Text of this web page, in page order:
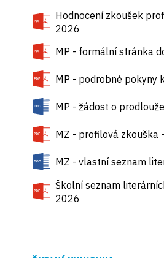
Hodnocení zkoušek
2026
MP - formální stránka
MP - podrobné pokyny
MP - žádost o
MZ - profilová zkouška
MZ - vlastní seznam
Školní seznam
2026